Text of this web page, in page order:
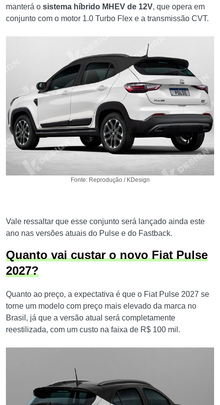
manterá o sistema híbrido MHEV de 12V, que opera em
conjunto com o motor 1.0 Turbo Flex e a transmissão CVT.
Fonte: Reprodução / KDesign
Vale ressaltar que esse conjunto será lançado ainda este
ano nas versões atuais do Pulse e do Fastback.
Quanto vai custar o novo Fiat Pulse
2027?
Quanto ao preço, a expectativa é que o Fiat Pulse 2027 se
torne um modelo com preço mais elevado da marca no
Brasil, já que a versão atual será completamente
reestilizada, com um custo na faixa de R$ 100 mil.